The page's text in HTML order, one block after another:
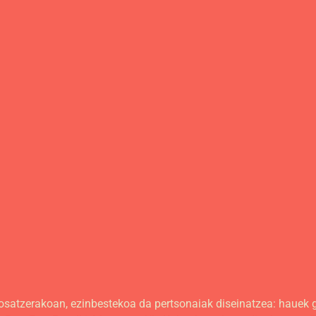
ezinbestekoa da pertsonaiak diseinatzea: hauek